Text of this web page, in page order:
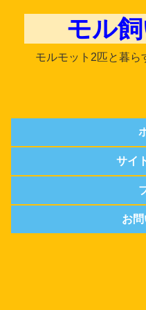
モル
モルモット2匹と暮ら
サイ
お